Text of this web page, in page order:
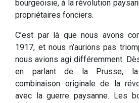
bourgeoisie, à la révolution
propriétaires fonciers.
C’est par là que nous avons
1917, et nous n’aurions pas
nous avions agi différemment.
en parlant de la Prusse, la
combinaison originale de la
avec la guerre paysanne. Les